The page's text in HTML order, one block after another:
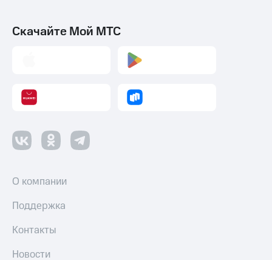
Скачайте Мой МТС
О компании
Поддержка
Контакты
Новости